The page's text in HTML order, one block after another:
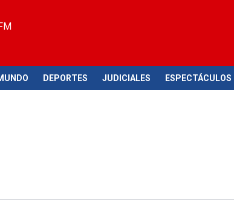
DEPORTES JUDICIALES ESPECTÁCULOS